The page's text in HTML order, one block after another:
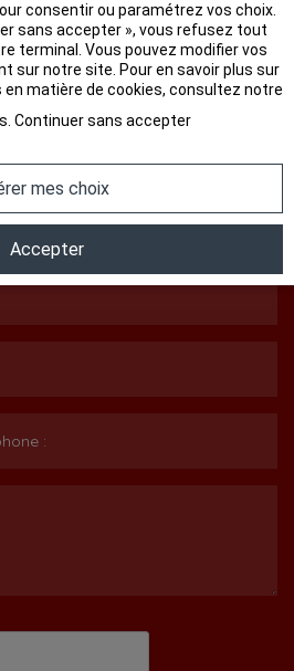
:
consentir ou paramétrez vos choix.
sans accepter », vous refusez tout
terminal. Vous pouvez modifier vos
sur notre site. Pour en savoir plus sur
matière de cookies, consultez notre
Continuer sans accepter
mes choix
Accepter